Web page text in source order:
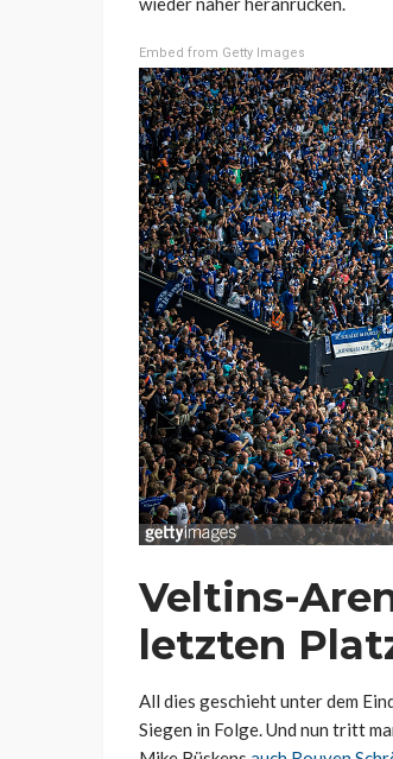
Embed from Getty Images
Veltins-
letzten
All dies geschieht unter dem
Siegen in Folge. Und nun tritt